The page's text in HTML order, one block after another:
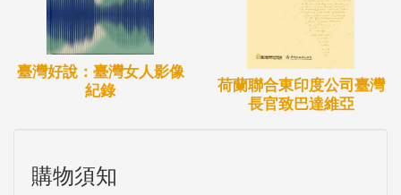
篇幅不多，但她獨特的見解，讓我們得以一窺臺灣原
住民的文化習俗及各族群的婦女生活。這些早年的書
信，不僅是回顧南臺灣社會如何被西方人所「發現」
的紀錄，更是外來的傳教士來到臺灣，如何與臺灣社
回顧歷史，基於宣教，從馬雅各醫生開啟英國長老教
臺灣好說：臺灣女人影像
紀錄
荷蘭聯合東印度公司臺灣
長官致巴達維亞
購物須知